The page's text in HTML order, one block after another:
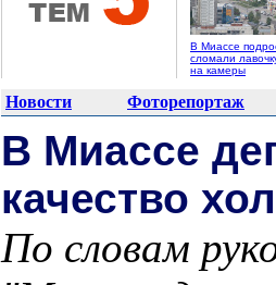
В Миассе
сломали
на камеры
Новости Фоторепортаж
В Миассе
качество
По словам